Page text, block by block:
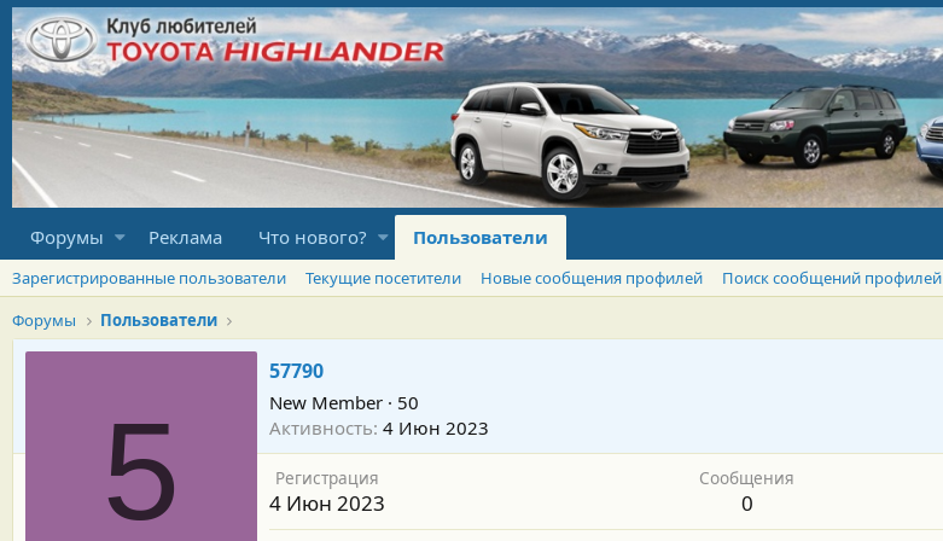
Форумы Реклама Что нового? Пользователи
Зарегистрированные пользователи Текущие посетители Новые сообщения профилей
Поиск сообщений профилей
Форумы
Пользователи
5
57790
New Member · 50
Активность 4 Июн 2023
Регистрация
4 Июн 2023
Сообщения
0